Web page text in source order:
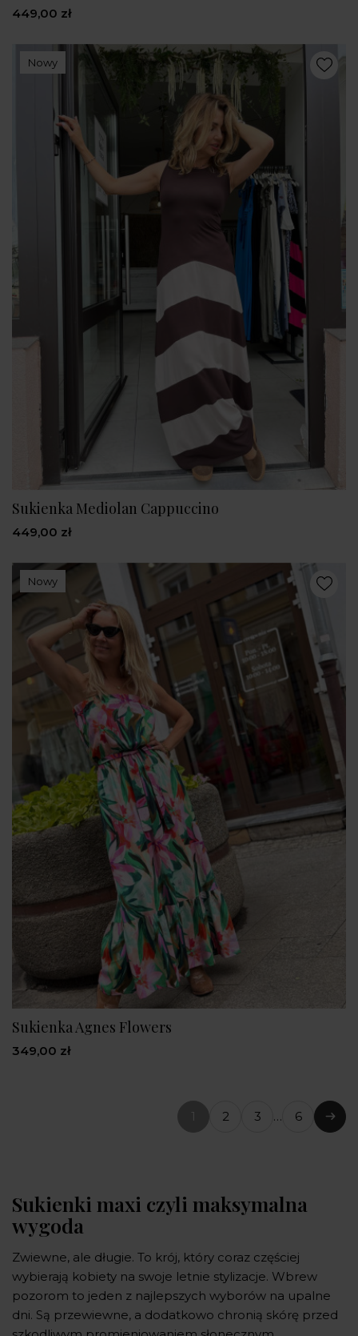
449,00 zł
Nowy
Sukienka Mediolan Cappuccino
449,00 zł
Nowy
Sukienka Agnes Flowers
349,00 zł
1(bieżąca
strona)
2 3 … 6
Sukienki maxi czyli maksymalna
wygoda
Zwiewne, ale długie. To krój, który coraz częściej
wybierają kobiety na swoje letnie stylizacje. Wbrew
pozorom to jeden z najlepszych wyborów na upalne
dni. Są przewiewne, a dodatkowo chronią skórę przed